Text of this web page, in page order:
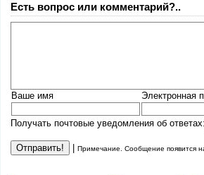
Есть вопрос или комментарий?..
Ваше имя Электронная
Получать почтовые уведомления об ответах:
| Примечание. Сообщение появится